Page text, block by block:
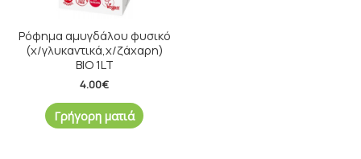
Ρόφημα αμυγδάλου φυσικό
(χ/γλυκαντικά,χ/ζάχαρη)
ΒΙΟ 1LT
4.00€
Γρήγορη ματιά